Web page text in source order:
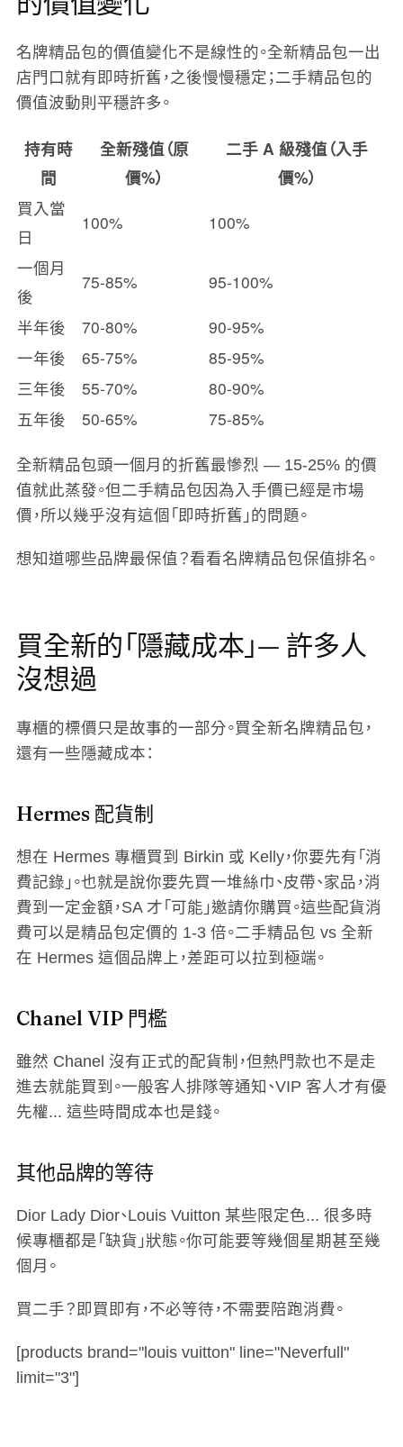
名牌精品包的價值變化不是線性的。全新精品包一出
店門口就有即時折舊，之後慢慢穩定；二手精品包的
價值波動則平穩許多。
持有時
間
全新殘值（原
價%）
二手 A 級殘值（入手
價%）
買入當
日
100%
100%
一個月
後
75-85%
95-100%
半年後
70-80%
90-95%
一年後
65-75%
85-95%
三年後
55-70%
80-90%
五年後
50-65% 75-85%
全新精品包頭一個月的折舊最慘烈 — 15-25% 的價
值就此蒸發。但二手精品包因為入手價已經是市場
價，所以幾乎沒有這個「即時折舊」的問題。
想知道哪些品牌最保值？看看名牌精品包保值排名。
買全新的「隱藏成本」— 許多人
沒想過
專櫃的標價只是故事的一部分。買全新名牌精品包，
還有一些隱藏成本：
Hermes 配貨制
想在 Hermes 專櫃買到 Birkin 或 Kelly，你要先有「消
費記錄」。也就是說你要先買一堆絲巾、皮帶、家品，消
費到一定金額，SA 才「可能」邀請你購買。這些配貨消
費可以是精品包定價的 1-3 倍。二手精品包 vs 全新
在 Hermes 這個品牌上，差距可以拉到極端。
Chanel VIP 門檻
雖然 Chanel 沒有正式的配貨制，但熱門款也不是走
進去就能買到。一般客人排隊等通知、VIP 客人才有優
先權... 這些時間成本也是錢。
其他品牌的等待
Dior Lady Dior、Louis Vuitton 某些限定色... 很多時
候專櫃都是「缺貨」狀態。你可能要等幾個星期甚至幾
個月。
買二手？即買即有，不必等待，不需要陪跑消費。
[products brand="louis vuitton" line="Neverfull"
limit="3"]